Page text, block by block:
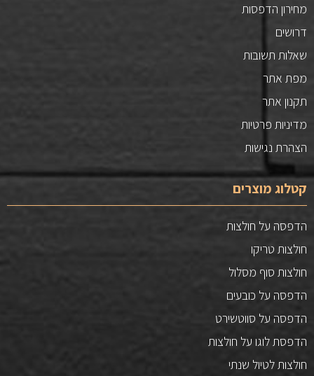
מחירון הדפסות
דרושים
שאלות תשובות
מפת אתר
תקנון אתר
מדיניות פרטיות
הצהרת נגישות
קטלוג מוצרים
הדפסה על חולצות
חולצות טריקו
חולצות סוף מסלול
הדפסה על כובעים
הדפסה על סווטשירט
הדפסת לוגו על חולצות
חולצות לטיול שנתי